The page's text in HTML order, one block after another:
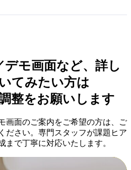
デモ画面など、詳し
てみたい方は
整をお願いします
画面のご案内をご希望の方は、ご
ださい。専門スタッフが課題ヒア
まで丁寧に対応いたします。